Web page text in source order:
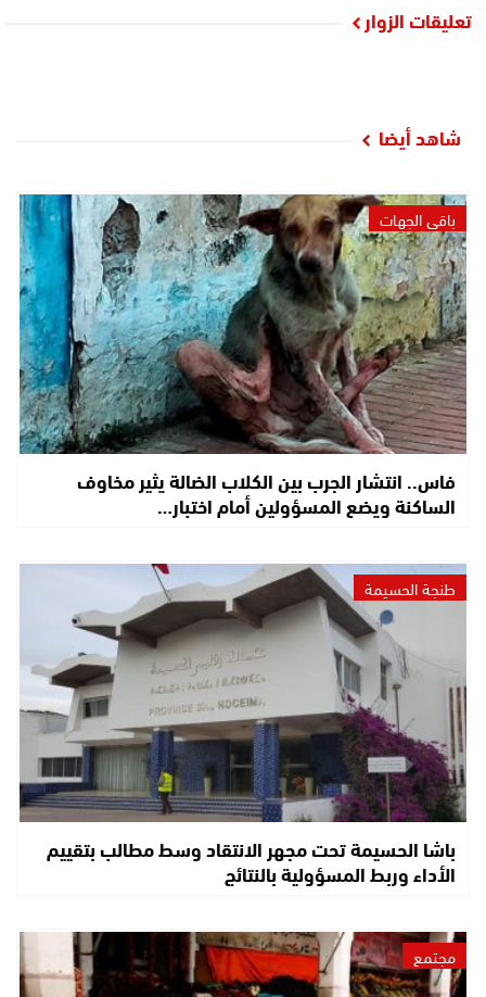
تعليقات الزوار
شاهد أيضا
باقي الجهات
فاس.. انتشار الجرب بين الكلاب الضالة يثير مخاوف
الساكنة ويضع المسؤولين أمام اختبار…
طنجة الحسيمة
باشا الحسيمة تحت مجهر الانتقاد وسط مطالب بتقييم
الأداء وربط المسؤولية بالنتائج
مجتمع